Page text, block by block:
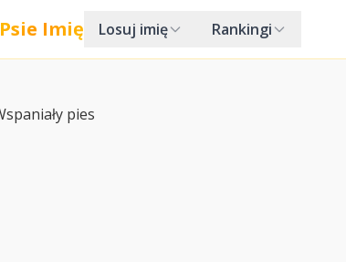
Psie Imię Losuj imię Rankingi